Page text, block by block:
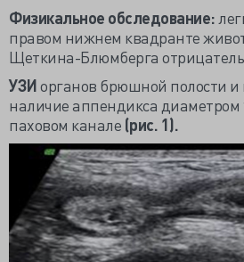
Физикальное обследование:
правом нижнем квадранте
Щеткина-Блюмберга
УЗИорганов брюшной полости и
наличие аппендикса
паховом канале (рис. 1).